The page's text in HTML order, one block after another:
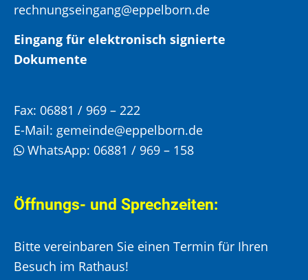
rechnungseingang@eppelborn.de
Eingang für elektronisch signierte
Dokumente
Fax: 06881 / 969 – 222
E-Mail: gemeinde@eppelborn.de
WhatsApp: 06881 / 969 – 158
Öffnungs- und Sprechzeiten:
Bitte vereinbaren Sie einen Termin für Ihren
Besuch im Rathaus!